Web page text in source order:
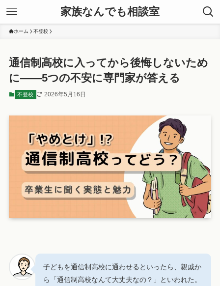
家族なんでも相談室
ホーム 不登校
通信制高校に入ってから後悔しないため
に——5つの不安に専門家が答える
不登校 2026年5月16日
子どもを通信制高校に通わせるといったら、親戚か
ら「通信制高校なんて大丈夫なの？」といわれた。